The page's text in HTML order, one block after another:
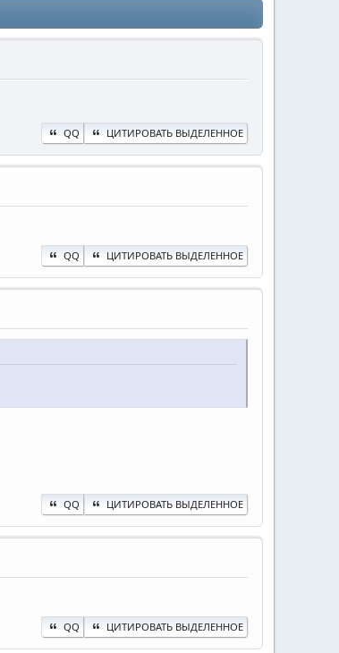
QQ ЦИТИРОВАТЬ ВЫДЕЛЕННОЕ
QQ ЦИТИРОВАТЬ ВЫДЕЛЕННОЕ
QQ ЦИТИРОВАТЬ ВЫДЕЛЕННОЕ
QQ ЦИТИРОВАТЬ ВЫДЕЛЕННОЕ